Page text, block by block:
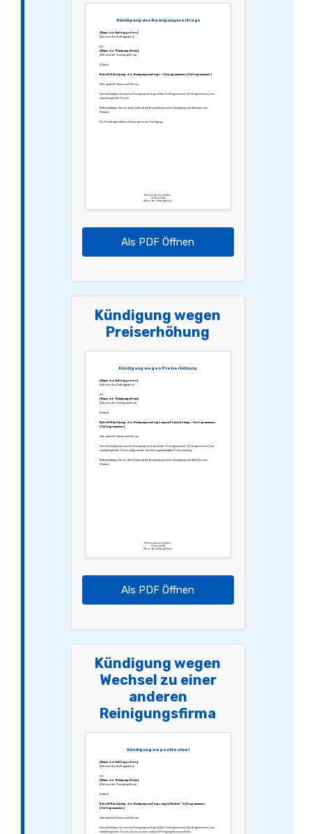
Kündigung des Reinigungsvertrags
[Name des Auftraggebers]
[Adresse des Auftraggebers]
An:
[Name der Reinigungsfirma]
[Adresse der Reinigungsfirma]
[Datum]
Betreff: Kündigung des Reinigungsvertrags – Vertragsnummer: [Vertragsnummer]
Sehr geehrte Damen und Herren,
hiermit kündige ich unseren Reinigungsvertrag mit der Vertragsnummer [Vertragsnummer] zum
nächstmöglichen Termin.
Bitte bestätigen Sie mir den Erhalt und die Bearbeitung meiner Kündigung schriftlich bis zum
[Datum].
Für Rückfragen stehe ich Ihnen gerne zur Verfügung.
Mit freundlichen Grüßen,
[Unterschrift]
[Name des Auftraggebers]
Als PDF Öffnen
Kündigung wegen
Preiserhöhung
Kündigung wegen Preiserhöhung
[Name des Auftraggebers]
[Adresse des Auftraggebers]
An:
[Name der Reinigungsfirma]
[Adresse der Reinigungsfirma]
[Datum]
Betreff: Kündigung des Reinigungsvertrags wegen Preiserhöhung – Vertragsnummer:
[Vertragsnummer]
Sehr geehrte Damen und Herren,
hiermit kündige ich unseren Reinigungsvertrag mit der Vertragsnummer [Vertragsnummer] zum
nächstmöglichen Termin aufgrund der kürzlich angekündigten Preiserhöhung.
Bitte bestätigen Sie mir den Erhalt und die Bearbeitung meiner Kündigung schriftlich bis zum
[Datum].
Mit freundlichen Grüßen,
[Unterschrift]
[Name des Auftraggebers]
Als PDF Öffnen
Kündigung wegen
Wechsel zu einer
anderen
Reinigungsfirma
Kündigung wegen Wechsel
[Name des Auftraggebers]
[Adresse des Auftraggebers]
An:
[Name der Reinigungsfirma]
[Adresse der Reinigungsfirma]
[Datum]
Betreff: Kündigung des Reinigungsvertrags wegen Wechsel – Vertragsnummer:
[Vertragsnummer]
Sehr geehrte Damen und Herren,
hiermit kündige ich unseren Reinigungsvertrag mit der Vertragsnummer [Vertragsnummer] zum
nächstmöglichen Termin, da wir zu einer anderen Reinigungsfirma wechseln.